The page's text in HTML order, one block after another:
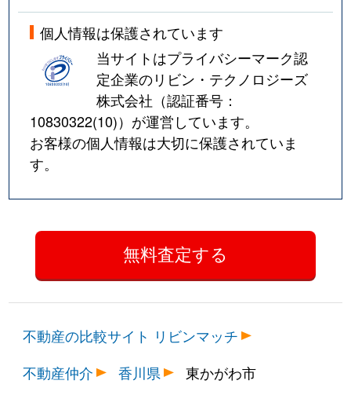
個人情報は保護されています
当サイトはプライバシーマーク認
定企業のリビン・テクノロジーズ
株式会社（認証番号：
10830322(10)）が運営しています。
お客様の個人情報は大切に保護されていま
す。
不動産の比較サイト リビンマッチ
不動産仲介
香川県 東かがわ市